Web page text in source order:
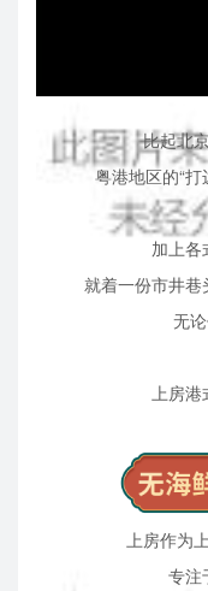
比起北
粤港地区的“
加上各
就着一份市井
无
上房
上房作为
专注